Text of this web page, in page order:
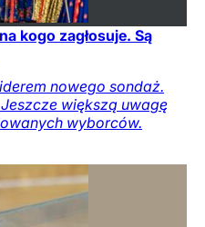
kogo zagłosuje. Są
nowego sondaż.
większą uwagę
wyborców.